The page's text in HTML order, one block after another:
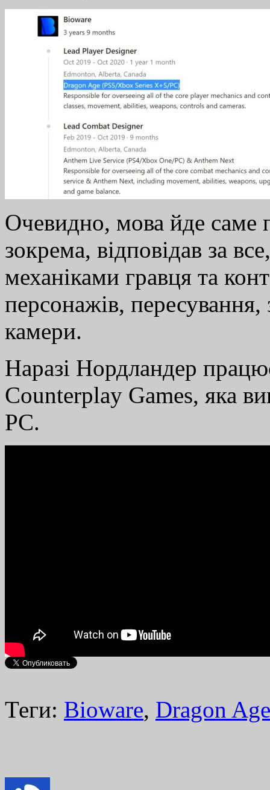
Очевидно, мова йде саме
зокрема, відповідав за
механіками гравця та
персонажів, пересування,
камери.
Наразі Нордландер
Counterplay Games, яка
PC.
Теги: Bioware, Dragon